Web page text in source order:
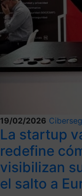
19/02/2026
La startup
redefine
visibilizan
el salto a